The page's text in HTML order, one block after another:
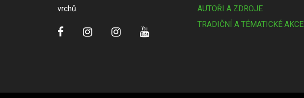
vrchů.
AUTOŘI A ZDROJE
TRADIČNÍ A TÉMATICKÉ AKCE